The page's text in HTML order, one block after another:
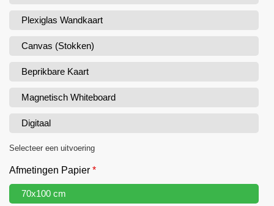
Plexiglas Wandkaart
Canvas (Stokken)
Beprikbare Kaart
Magnetisch Whiteboard
Digitaal
Selecteer een uitvoering
Afmetingen Papier *
70x100 cm